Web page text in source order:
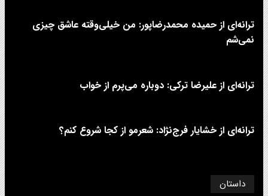
ترانه‌ای از حمیده محمدرضاپور: من خیلی‌وقته عاشق چیزی
نمی‌شم
ترانه‌ای از علیرضا ترکی: دوباره می‌پرم از خواب
ترانه‌ای از خشایار فرج‌نژاد: شعرمو از کجا شروع کنم؟
داستان